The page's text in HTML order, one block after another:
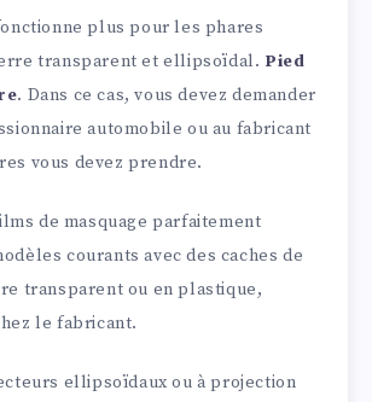
plus pour les phares
transparent et ellipsoïdal. Pied
. Dans ce cas, vous devez demander
automobile ou au fabricant
vous devez prendre.
de masquage parfaitement
courants avec des caches de
transparent ou en plastique,
le fabricant.
ellipsoïdaux ou à projection